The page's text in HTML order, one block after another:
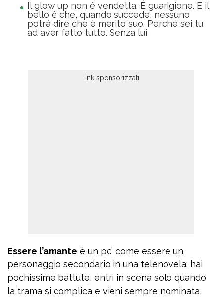
Il glow up non è vendetta. È guarigione. E il
bello è che, quando succede, nessuno
potrà dire che è merito suo. Perché sei tu
ad aver fatto tutto. Senza lui
Essere l’amante è un po’ come essere un
personaggio secondario in una telenovela: hai
pochissime battute, entri in scena solo quando
la trama si complica e vieni sempre nominata,